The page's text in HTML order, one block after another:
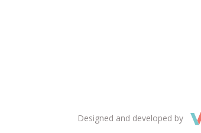
Designed and developed by